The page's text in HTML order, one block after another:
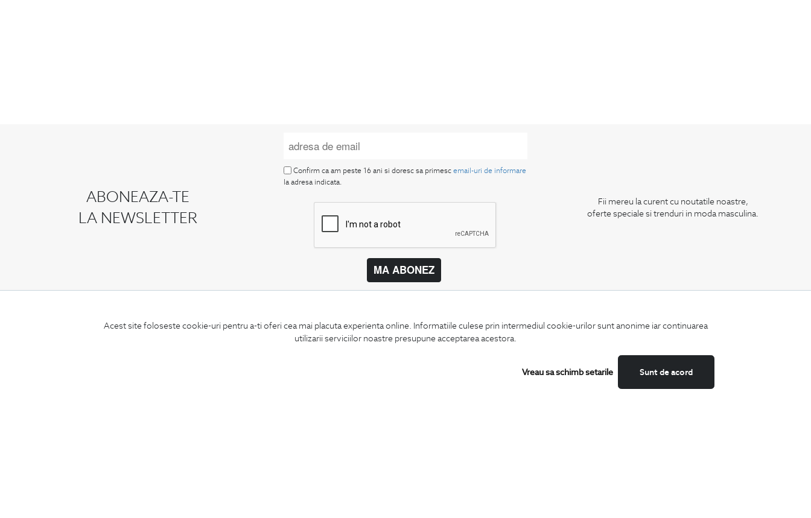
Acest site foloseste cookie-uri pentru a-ti oferi cea mai placuta experienta online. Informatiile culese prin intermediul cookie-urilor sunt anonime iar continuarea
utilizarii serviciilor noastre presupune acceptarea acestora.
Sunt de acord
Vreau sa schimb setarile
ABONEAZA-TE
LA NEWSLETTER
Confirm ca am peste 16 ani si doresc sa primescemail-uri de informare
la adresa indicata.
MA ABONEZ
Fii mereu la curent cu noutatile noastre,
oferte speciale si trenduri in moda masculina.
Termeni si conditii
Contact
Magazine
Facebook
LinkedIn
Camasi
Incaltaminte
Pantaloni